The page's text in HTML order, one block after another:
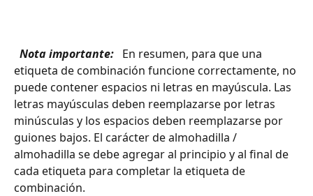
Nota importante: En resumen, para que una
etiqueta de combinación funcione correctamente, no
puede contener espacios ni letras en mayúscula. Las
letras mayúsculas deben reemplazarse por letras
minúsculas y los espacios deben reemplazarse por
guiones bajos. El carácter de almohadilla /
almohadilla se debe agregar al principio y al final de
cada etiqueta para completar la etiqueta de
combinación.